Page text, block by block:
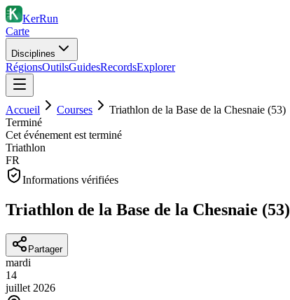
KerRun
Carte
Disciplines
RégionsOutilsGuidesRecordsExplorer
Accueil Courses
Triathlon de la Base de la Chesnaie (53)
Terminé
Cet événement est terminé
Triathlon
FR
Informations vérifiées
Triathlon de la Base de la Chesnaie (53)
Partager
mardi
14
juillet 2026